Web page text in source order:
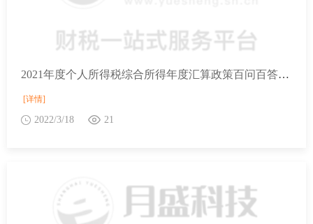
2021年度个人所得税综合所得年度汇算政策百问百答—捐赠和税收优惠篇
[详情]
2022/3/18 21